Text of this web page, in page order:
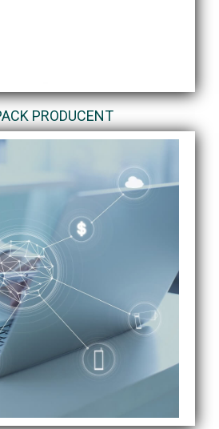
PRODUCENT